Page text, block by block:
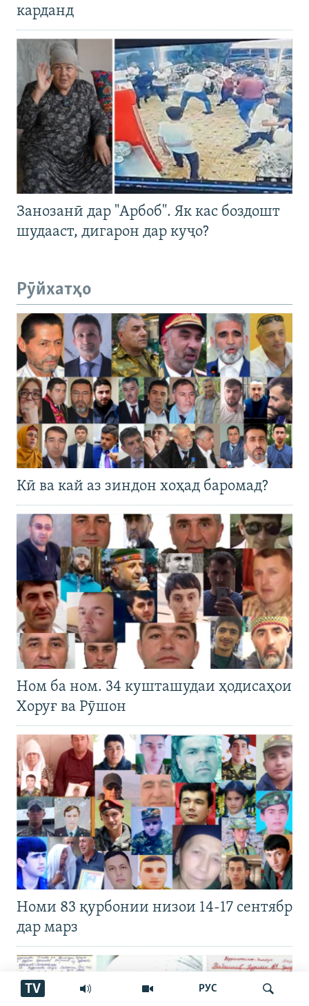
РУС
TV
карданд
Занозанӣ дар "Арбоб". Як кас боздошт
шудааст, дигарон дар куҷо?
Рӯйхатҳо
Кӣ ва кай аз зиндон хоҳад баромад?
Ном ба ном. 34 кушташудаи ҳодисаҳои
Хоруғ ва Рӯшон
Номи 83 қурбонии низои 14-17 сентябр
дар марз